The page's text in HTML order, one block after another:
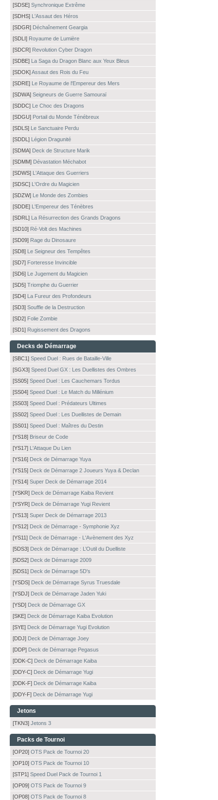
[SDSE] Synchronique Extrême
[SDHS] L'Assaut des Héros
[SDGR] Déchaînement Geargia
[SDLI] Royaume de Lumière
[SDCR] Revolution Cyber Dragon
[SDBE] La Saga du Dragon Blanc aux Yeux Bleus
[SDOK]Assaut des Rois du Feu
[SDRE] Le Royaume de l'Empereur des Mers
[SDWA] Seigneurs de Guerre Samouraï
[SDDC] Le Choc des Dragons
[SDGU] Portail du Monde Ténébreux
[SDLS] Le Sanctuaire Perdu
[SDDL] Légion Dragunité
[SDMA] Deck de Structure Marik
[SDMM] Dévastation Méchabot
[SDWS] L'Attaque des Guerriers
[SDSC] L'Ordre du Magicien
[SDZW] Le Monde des Zombies
[SDDE] L'Empereur des Ténèbres
[SDRL] La Résurrection des Grands Dragons
[SD10] Ré-Volt des Machines
[SD09] Rage du Dinosaure
[SD8] Le Seigneur des Tempêtes
[SD7] Forteresse Invincible
[SD6] Le Jugement du Magicien
[SD5] Triomphe du Guerrier
[SD4] La Fureur des Profondeurs
[SD3] Souffle de la Destruction
[SD2] Folie Zombie
[SD1] Rugissement des Dragons
Decks de Démarrage
[SBC1] Speed Duel : Rues de Bataille-Ville
[SGX3] Speed Duel GX : Les Duellistes des Ombres
[SS05] Speed Duel : Les Cauchemars Tordus
[SS04] Speed Duel : Le Match du Millénium
[SS03] Speed Duel : Prédateurs Ultimes
[SS02] Speed Duel : Les Duellistes de Demain
[SS01] Speed Duel : Maîtres du Destin
[YS18] Briseur de Code
[YS17] L'Attaque Du Lien
[YS16] Deck de Démarrage Yuya
[YS15] Deck de Démarrage 2 Joueurs Yuya & Declan
[YS14] Super Deck de Démarrage 2014
[YSKR] Deck de Démarrage Kaiba Revient
[YSYR] Deck de Démarrage Yugi Revient
[YS13] Super Deck de Démarrage 2013
[YS12] Deck de Démarrage - Symphonie Xyz
[YS11] Deck de Démarrage - L'Avènement des Xyz
[5DS3] Deck de Démarrage : L’Outil du Duelliste
[5DS2] Deck de Démarrage 2009
[5DS1] Deck de Démarrage 5D's
[YSDS] Deck de Démarrage Syrus Truesdale
[YSDJ] Deck de Démarrage Jaden Yuki
[YSD] Deck de Démarrage GX
[SKE] Deck de Démarrage Kaiba Evolution
[SYE] Deck de Démarrage Yugi Evolution
[DDJ] Deck de Démarrage Joey
[DDP] Deck de Démarrage Pegasus
[DDK-C] Deck de Démarrage Kaiba
[DDY-C] Deck de Démarrage Yugi
[DDK-F] Deck de Démarrage Kaiba
[DDY-F] Deck de Démarrage Yugi
Jetons
[TKN3] Jetons 3
Packs de Tournoi
[OP20] OTS Pack de Tournoi 20
[OP10] OTS Pack de Tournoi 10
[STP1] Speed Duel Pack de Tournoi 1
[OP09] OTS Pack de Tournoi 9
[OP08] OTS Pack de Tournoi 8